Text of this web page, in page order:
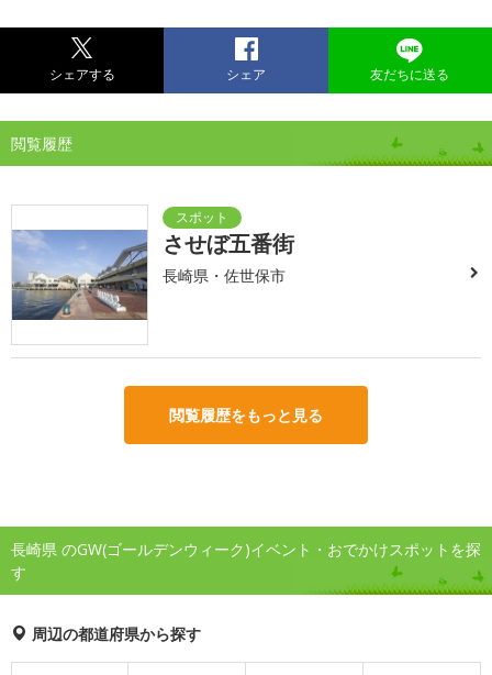
シェアする シェア 友だちに送る
閲覧履歴
させぼ五番街
長崎県・佐世保市
閲覧履歴をもっと見る
長崎県 のGW(ゴールデンウィーク)イベント・おでかけスポットを探
す
周辺の都道府県から探す